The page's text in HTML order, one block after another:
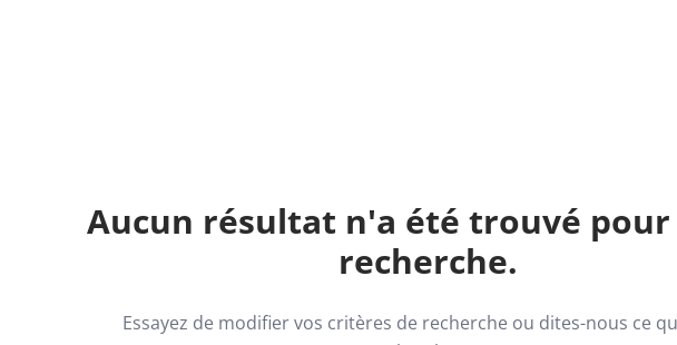
Aucun résultat n'a été trouvé
recherche.
Essayez de modifier vos critères de recherche ou dites-nous ce